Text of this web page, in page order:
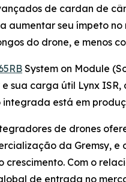
de cardan de
aumentar seu ímpeto
do drone, e menos
System on Module
sua carga útil Lynx
integrada está em
de drones
da Gremsy,
Com o
de entrada no